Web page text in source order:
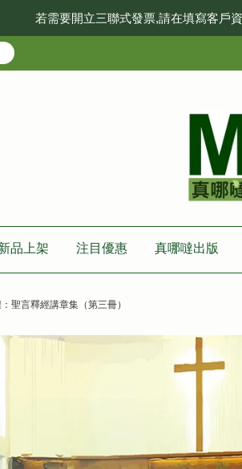
若需要開立三聯式發票,請在填寫客戶
品上架 注目優惠 真哪噠出版
聖言釋經講章集（第三冊）